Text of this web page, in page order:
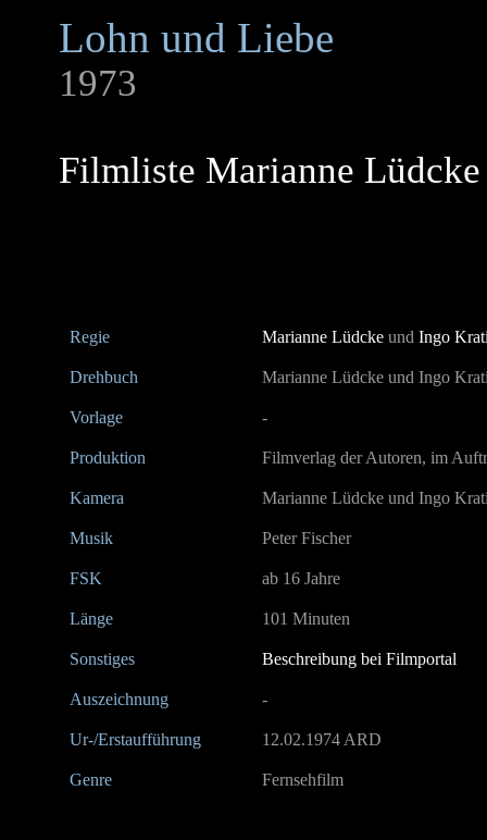
Lohn und Liebe
1973
Filmliste Marianne Lüdcke
Regie Marianne Lüdcke und Ingo
Drehbuch Marianne Lüdcke und Ingo
Vorlage -
Produktion Filmverlag der Autoren, im
Kamera Marianne Lüdcke und Ingo
Musik Peter Fischer
FSK ab 16 Jahre
Länge 101 Minuten
Sonstiges Beschreibung bei Filmportal
Auszeichnung -
Ur-/Erstaufführung 12.02.1974 ARD
Genre Fernsehfilm